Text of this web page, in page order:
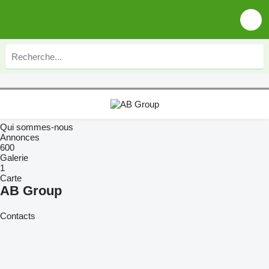
Qui sommes-nous
Annonces
600
Galerie
1
Carte
AB Group
Contacts